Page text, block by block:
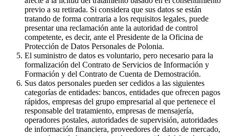
previo a su retirada. Si considera que sus datos se están
tratando de forma contraria a los requisitos legales, puede
presentar una reclamación ante la autoridad de control
competente, es decir, ante el Presidente de la Oficina de
Protección de Datos Personales de Polonia.
El suministro de datos es voluntario, pero necesario para la
formalización del Contrato de Servicios de Información y
Formación y del Contrato de Cuenta de Demostración.
Sus datos personales pueden ser cedidos a las siguientes
categorías de entidades: bancos, entidades que ofrecen pagos
rápidos, empresas del grupo empresarial al que pertenece el
responsable del tratamiento, empresas de mensajería,
operadores postales, autoridades de supervisión, autoridades
de información financiera, proveedores de datos de mercado,